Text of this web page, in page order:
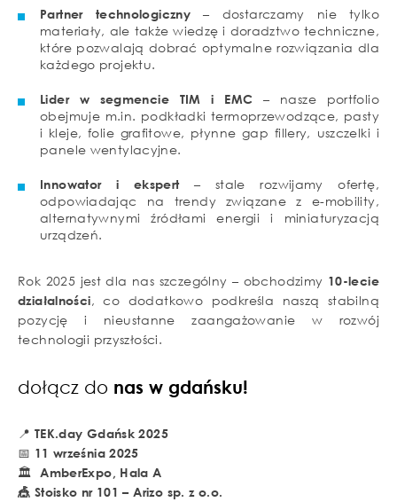
Partner technologiczny – dostarczamy nie tylko
materiały, ale także wiedzę i doradztwo techniczne,
które pozwalają dobrać optymalne rozwiązania dla
każdego projektu.
Lider w segmencie TIM i EMC – nasze portfolio
obejmuje m.in. podkładki termoprzewodzące, pasty
i kleje, folie grafitowe, płynne gap fillery, uszczelki i
panele wentylacyjne.
Innowator i ekspert– stale rozwijamy ofertę,
odpowiadając na trendy związane z e-mobility,
alternatywnymi źródłami energii i miniaturyzacją
urządzeń.
Rok 2025 jest dla nas szczególny – obchodzimy 10-lecie
działalności, co dodatkowo podkreśla naszą stabilną
pozycję i nieustanne zaangażowanie w rozwój
technologii przyszłości.
dołącz do nas w gdańsku!
📍 TEK.day Gdańsk 2025
📅 11 września 2025
🏛AmberExpo, Hala A
🎪 Stoisko nr 101 – Arizo sp. z o.o.